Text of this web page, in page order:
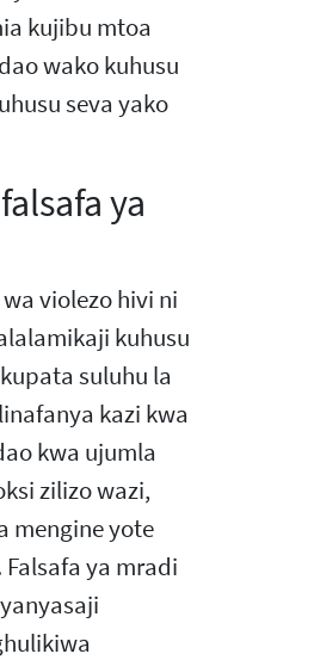
kujibu mtoa
wako kuhusu
seva yako
ya
violezo hivi ni
kuhusu
suluhu la
kazi kwa
kwa ujumla
zilizo wazi,
mengine yote
Falsafa ya mradi